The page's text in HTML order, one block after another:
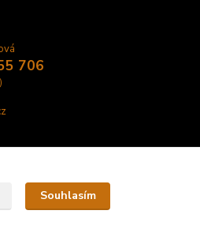
706
Souhlasím